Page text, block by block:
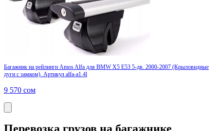
Багажник на рейлинги Amos Alfa для BMW X5 E53 5-дв. 2000-2007 (Крыловидные
дуги с замком). Артикул alfa-a1.4l
9 570 сом
Перевозка грузов на багажнике